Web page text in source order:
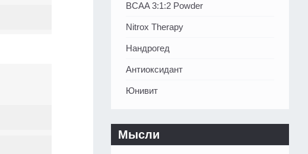
BCAA 3:1:2 Powder
Nitrox Therapy
Нандрогед
Антиоксидант
Юнивит
Мысли